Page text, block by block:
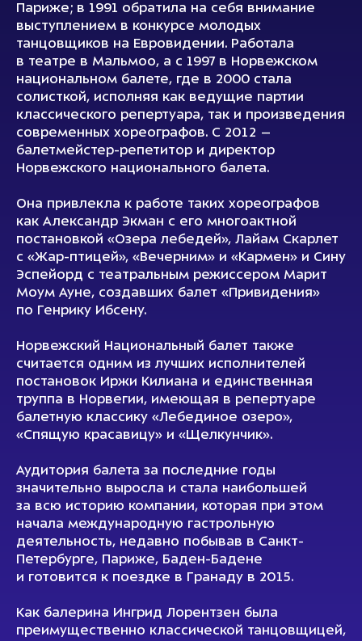
Париже; в 1991 обратила на себя внимание
выступлением в конкурсе молодых
танцовщиков на Евровидении. Работала
в театре в Мальмоо, а с 1997 в Норвежском
национальном балете, где в 2000 стала
солисткой, исполняя как ведущие партии
классического репертуара, так и произведения
современных хореографов. С 2012 –
балетмейстер-репетитор и директор
Норвежского национального балета.
Она привлекла к работе таких хореографов
как Александр Экман с его многоактной
постановкой «Озера лебедей», Лайам Скарлет
с «Жар-птицей», «Вечерним» и «Кармен» и Сину
Эспейорд с театральным режиссером Мaрит
Моум Ауне, создавших балет «Привидения»
по Генрику Ибсену.
Норвежский Национальный балет также
считается одним из лучших исполнителей
постановок Иржи Килиана и единственная
труппа в Норвегии, имеющая в репертуаре
балетную классику «Лебединое озеро»,
«Спящую красавицу» и «Щелкунчик».
Аудитория балета за последние годы
значительно выросла и стала наибольшей
за всю историю компании, которая при этом
начала международную гастрольную
деятельность, недавно побывав в Санкт-
Петербурге, Париже, Баден-Бадене
и готовится к поездке в Гранаду в 2015.
Как балерина Ингрид Лорентзен была
преимущественно классической танцовщицей,